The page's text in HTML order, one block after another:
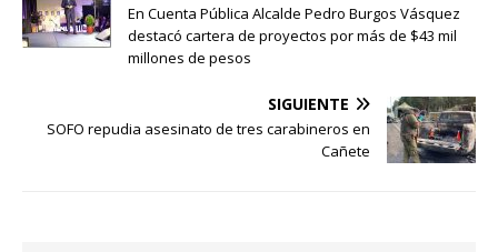
En Cuenta Pública Alcalde Pedro Burgos Vásquez
destacó cartera de proyectos por más de $43 mil
millones de pesos
SIGUIENTE
SOFO repudia asesinato de tres carabineros en
Cañete